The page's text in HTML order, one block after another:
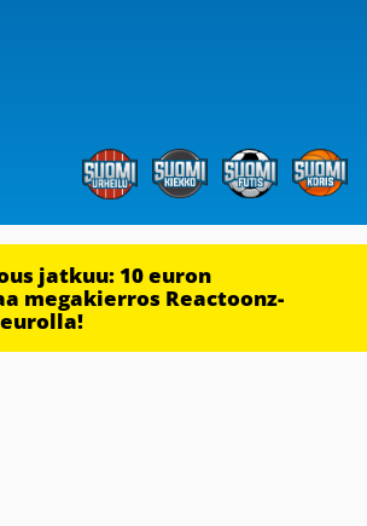
jatkuu: 10 euron
megakierros Reactoonz-